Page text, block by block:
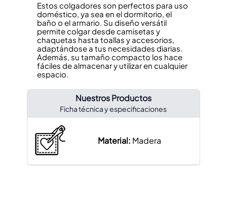
Estos colgadores son perfectos para uso
doméstico, ya sea en el dormitorio, el
baño o el armario. Su diseño versátil
permite colgar desde camisetas y
chaquetas hasta toallas y accesorios,
adaptándose a tus necesidades diarias.
Además, su tamaño compacto los hace
fáciles de almacenar y utilizar en cualquier
espacio.
Nuestros Productos
Ficha técnica y especificaciones
Material: Madera